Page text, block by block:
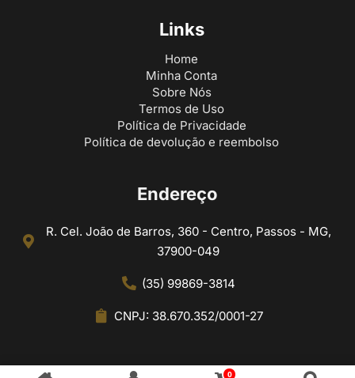
Links
Home
Minha Conta
Sobre Nós
Termos de Uso
Política de Privacidade
Política de devolução e reembolso
Endereço
R. Cel. João de Barros, 360 - Centro, Passos - MG,
37900-049
(35) 99869-3814
CNPJ: 38.670.352/0001-27
0